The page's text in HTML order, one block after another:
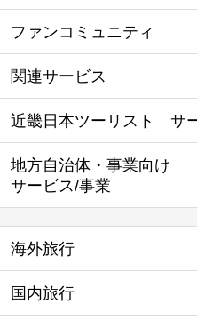
ファンコミュニティ
関連サービス
近畿日本ツーリスト サ
地方自治体・事業向け
サービス/事業
海外旅行
国内旅行